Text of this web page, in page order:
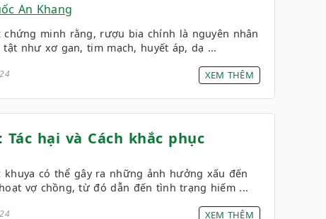
An Khang
minh rằng, rượu bia chính là nguyên nhân
như xơ gan, tim mạch, huyết áp, dạ ...
XEM THÊM
hại và Cách khắc phục
có thể gây ra những ảnh hưởng xấu đến
vợ chồng, từ đó dẫn đến tình trạng hiếm ...
XEM THÊM